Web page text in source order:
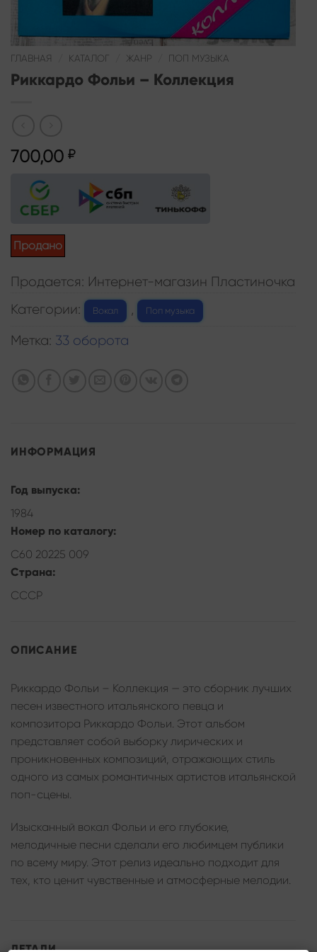
ГЛАВНАЯ КАТАЛОГ ЖАНР ПОП МУЗЫКА
Риккардо Фольи – Коллекция
700,00 ₽
Продано
Продается: Интернет-магазин Пластиночка
Категории:
Вокал , Поп музыка
Метка: 33 оборота
ИНФОРМАЦИЯ
Год выпуска:
1984
Номер по каталогу:
С60 20225 009
Страна:
СССР
ОПИСАНИЕ
Риккардо Фольи – Коллекция — это сборник лучших
песен известного итальянского певца и
композитора Риккардо Фольи. Этот альбом
представляет собой выборку лирических и
проникновенных композиций, отражающих стиль
одного из самых романтичных артистов итальянской
поп-сцены.
Изысканный вокал Фольи и его глубокие,
мелодичные песни сделали его любимцем публики
по всему миру. Этот релиз идеально подходит для
тех, кто ценит чувственные и атмосферные мелодии.
ДЕТАЛИ